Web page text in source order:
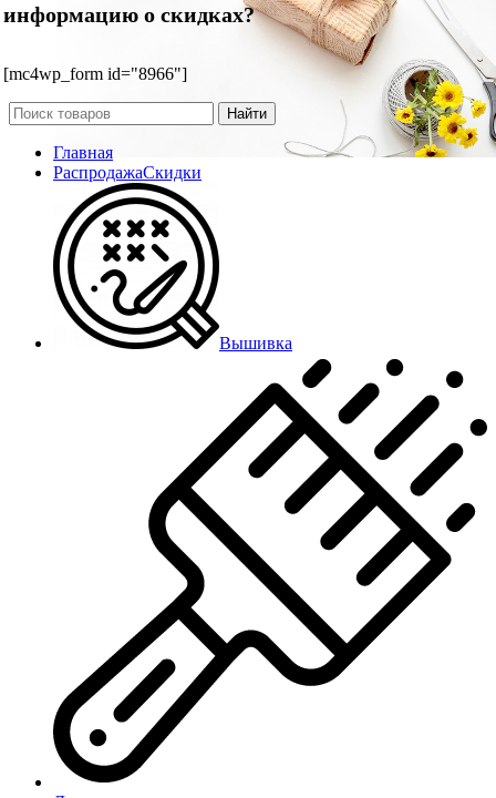
информацию о скидках?
[mc4wp_form id="8966"]
Найти
Главная
РаспродажаСкидки
Вышивка